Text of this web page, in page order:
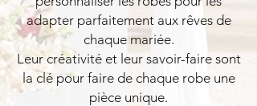
adapter parfaitement aux rêves de
chaque mariée.
Leur créativité et leur savoir-faire sont
la clé pour faire de chaque robe une
pièce unique.